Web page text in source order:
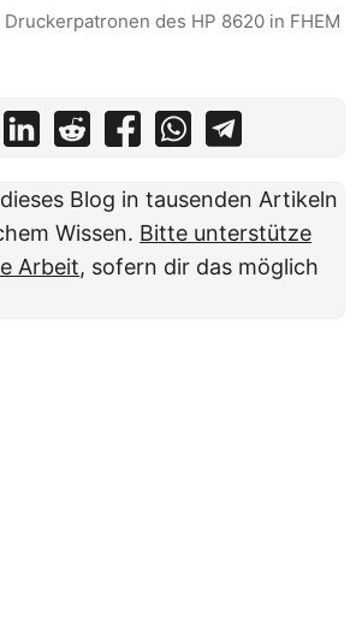
des HP 8620 in FHEM
Blog in tausenden Artikeln
Wissen. Bitte unterstütze
Arbeit, sofern dir das möglich